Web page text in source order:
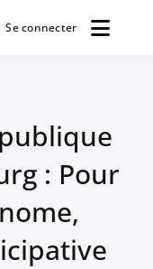
Se connecter
: Pour